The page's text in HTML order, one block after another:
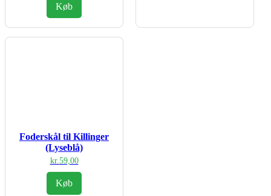
Køb
Foderskål til Killinger
(Lyseblå)
kr. 59,00
Køb